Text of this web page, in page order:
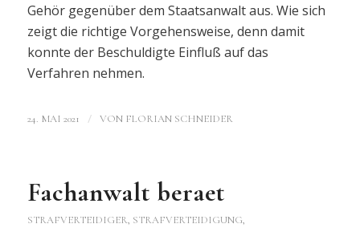
Gehör gegenüber dem Staatsanwalt aus. Wie sich
zeigt die richtige Vorgehensweise, denn damit
konnte der Beschuldigte Einfluß auf das
Verfahren nehmen.
24. MAI 2021 / VON FLORIAN SCHNEIDER
Fachanwalt beraet
STRAFVERTEIDIGER, STRAFVERTEIDIGUNG,